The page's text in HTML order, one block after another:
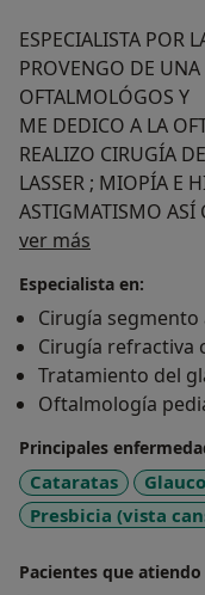
ESPECIALISTA POR
PROVENGO DE
OFTALMOLÓGOS Y
ME DEDICO A LA
REALIZO CIRUGÍA
LASSER ; MIOPÍA E HIPERMETROPÍA CON O SIN
ASTIGMATISMO ASÍ
INTRAOCULARES
ver más
Especialista en:
Cirugía
Cirugía refractiva
Tratamiento del
Oftalmología
Principales
Cataratas
Presbicia (vista
Pacientes que atiendo